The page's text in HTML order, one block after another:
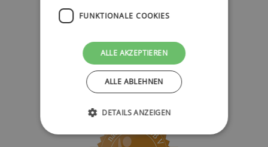
FUNKTIONALE COOKIES
ALLE AKZEPTIEREN
ALLE ABLEHNEN
DETAILS ANZEIGEN